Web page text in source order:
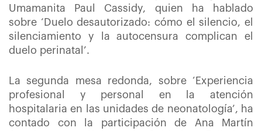
Umamanita Paul Cassidy, quien ha hablado
sobre ‘Duelo desautorizado: cómo el silencio, el
silenciamiento y la autocensura complican el
duelo perinatal’.
La segunda mesa redonda, sobre ‘Experiencia
profesional y personal en la atención
hospitalaria en las unidades de neonatología’, ha
contado con la participación de Ana Martín